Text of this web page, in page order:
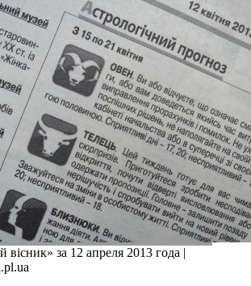
вісник» за 12 апреля 2013 года |